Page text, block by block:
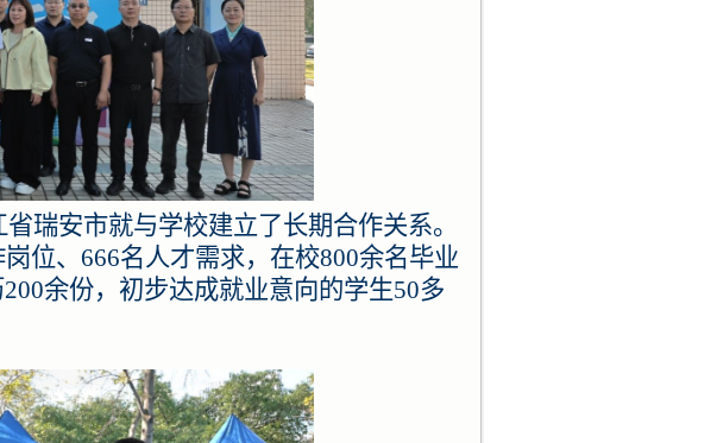
瑞安市就与学校建立了长期合作关系。
位、666名人才需求，在校800余名毕业
余份，初步达成就业意向的学生50多